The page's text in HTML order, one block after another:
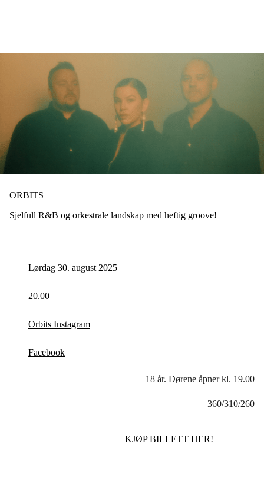
ORBITS
Sjelfull R&B og orkestrale landskap med heftig groove!
Lørdag 30. august 2025
20.00
Orbits Instagram
Facebook
18 år. Dørene åpner kl. 19.00
360/310/260
KJØP BILLETT HER!